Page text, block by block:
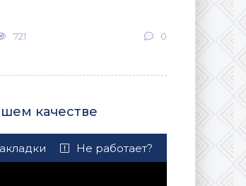
721 0
качестве
Не работает?